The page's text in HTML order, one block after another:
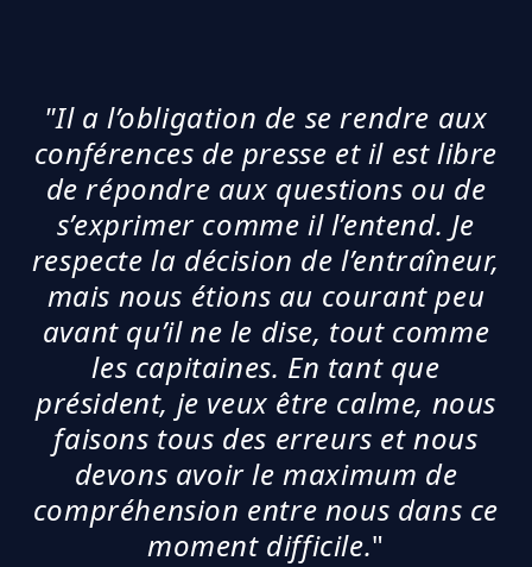
"Il a l’obligation de se rendre aux
conférences de presse et il est libre
de répondre aux questions ou de
s’exprimer comme il l’entend. Je
respecte la décision de l’entraîneur,
mais nous étions au courant peu
avant qu’il ne le dise, tout comme
les capitaines. En tant que
président, je veux être calme, nous
faisons tous des erreurs et nous
devons avoir le maximum de
compréhension entre nous dans ce
moment difficile."